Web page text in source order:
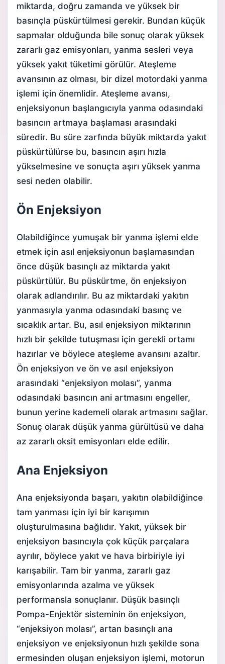
miktarda, doğru zamanda ve yüksek bir
basınçla püskürtülmesi gerekir. Bundan küçük
sapmalar olduğunda bile sonuç olarak yüksek
zararlı gaz emisyonları, yanma sesleri veya
yüksek yakıt tüketimi görülür. Ateşleme
avansının az olması, bir dizel motordaki yanma
işlemi için önemlidir. Ateşleme avansı,
enjeksiyonun başlangıcıyla yanma odasındaki
basıncın artmaya başlaması arasındaki
süredir. Bu süre zarfında büyük miktarda yakıt
püskürtülürse bu, basıncın aşırı hızla
yükselmesine ve sonuçta aşırı yüksek yanma
sesi neden olabilir.
Ön Enjeksiyon
Olabildiğince yumuşak bir yanma işlemi elde
etmek için asıl enjeksiyonun başlamasından
önce düşük basınçlı az miktarda yakıt
püskürtülür. Bu püskürtme, ön enjeksiyon
olarak adlandırılır. Bu az miktardaki yakıtın
yanmasıyla yanma odasındaki basınç ve
sıcaklık artar. Bu, asıl enjeksiyon miktarının
hızlı bir şekilde tutuşması için gerekli ortamı
hazırlar ve böylece ateşleme avansını azaltır.
Ön enjeksiyon ve ön ve asıl enjeksiyon
arasındaki “enjeksiyon molası”, yanma
odasındaki basıncın ani artmasını engeller,
bunun yerine kademeli olarak artmasını sağlar.
Sonuç olarak düşük yanma gürültüsü ve daha
az zararlı oksit emisyonları elde edilir.
Ana Enjeksiyon
Ana enjeksiyonda başarı, yakıtın olabildiğince
tam yanması için iyi bir karışımın
oluşturulmasına bağlıdır. Yakıt, yüksek bir
enjeksiyon basıncıyla çok küçük parçalara
ayrılır, böylece yakıt ve hava birbiriyle iyi
karışabilir. Tam bir yanma, zararlı gaz
emisyonlarında azalma ve yüksek
performansla sonuçlanır. Düşük basınçlı
Pompa-Enjektör sisteminin ön enjeksiyon,
“enjeksiyon molası”, artan basınçlı ana
enjeksiyon ve enjeksiyonun hızlı şekilde sona
ermesinden oluşan enjeksiyon işlemi, motorun